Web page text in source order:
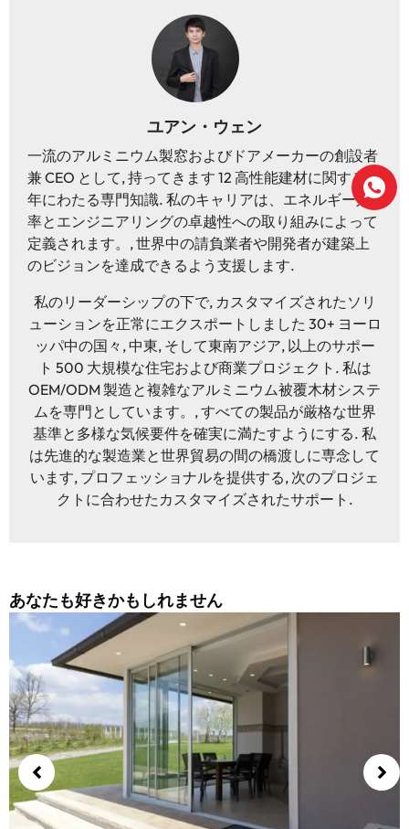
ユアン・ウェン
一流のアルミニウム製窓およびドアメーカーの創設者
兼 CEO として, 持ってきます 12 高性能建材に関する長
年にわたる専門知識. 私のキャリアは、エネルギー効
率とエンジニアリングの卓越性への取り組みによって
定義されます。, 世界中の請負業者や開発者が建築上
のビジョンを達成できるよう支援します.
私のリーダーシップの下で, カスタマイズされたソリ
ューションを正常にエクスポートしました 30+ ヨーロ
ッパ中の国々, 中東, そして東南アジア, 以上のサポー
ト 500 大規模な住宅および商業プロジェクト. 私は
OEM/ODM 製造と複雑なアルミニウム被覆木材システ
ムを専門としています。, すべての製品が厳格な世界
基準と多様な気候要件を確実に満たすようにする. 私
は先進的な製造業と世界貿易の間の橋渡しに専念して
います, プロフェッショナルを提供する, 次のプロジェ
クトに合わせたカスタマイズされたサポート.
あなたも好きかもしれません